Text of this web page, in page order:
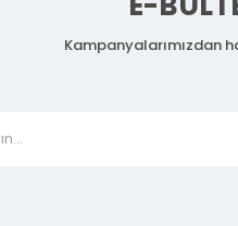
Kampanyalarımızdan